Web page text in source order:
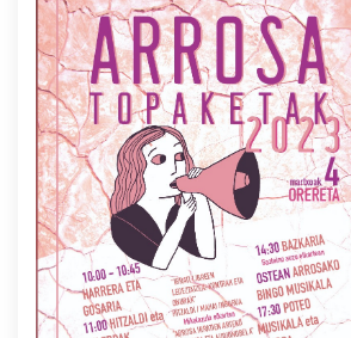
Azaroak 6 Iurretan Arrosa
sarearen IX. topaketak
2021/10/04
Berria egunkarian
elkarrizketa Arrosaren 20
urteez
2021/07/06
Arrosaren laburpen bideoa